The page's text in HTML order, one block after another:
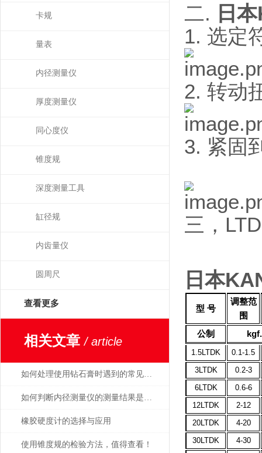
卡规
量表
内径测量仪
厚度测量仪
同心度仪
锥度规
深度测量工具
缸径规
内齿量仪
圆周尺
查看更多
相关文章/ article
如何处理使用钻石膏时遇到的常见问题和挑战
如何判断内径测量仪的测量结果是否准确
橡胶硬度计的选择与应用
使用锥度规的检验方法，值得查看！
二. 日
1. 选定
2. 转动
3. 紧固
三，
日本
型 号
调整范
围
公制
1.5LTDK
0.1-1.5
3LTDK
0.2-3
6LTDK
0.6-6
12LTDK
2-12
20LTDK
4-20
30LTDK
4-30